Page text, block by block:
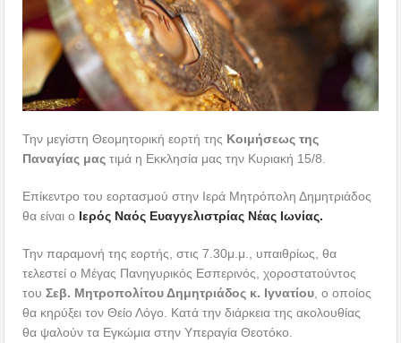
Την μεγίστη Θεομητορική εορτή της Κοιμήσεως της
Παναγίας μας τιμά η Εκκλησία μας την Κυριακή 15/8.
Επίκεντρο του εορτασμού στην Ιερά Μητρόπολη Δημητριάδος
θα είναι ο Ιερός Ναός Ευαγγελιστρίας Νέας Ιωνίας.
Την παραμονή της εορτής, στις 7.30μ.μ., υπαιθρίως, θα
τελεστεί ο Μέγας Πανηγυρικός Εσπερινός, χοροστατούντος
τουΣεβ. Μητροπολίτου Δημητριάδος κ. Ιγνατίου , ο οποίος
θα κηρύξει τον Θείο Λόγο. Κατά την διάρκεια της ακολουθίας
θα ψαλούν τα Εγκώμια στην Υπεραγία Θεοτόκο.